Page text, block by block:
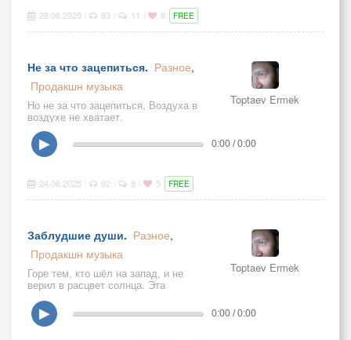
28.06.2025 83 11 8 FREE
Не за что зацепиться. Разное,
Продакшн музыка
Но не за что зацепиться, Воздуха в
воздухе не хватает.
Toptaev Ermek
▶ 0:00 / 0:00
24.06.2025 92 8 5 FREE
Заблудшие души. Разное,
Продакшн музыка
Горе тем, кто шёл на запад, и не
верил в расцвет солнца. Эта
музыкальная композиция — не
просто песня, а откровение двух
голосов, затерянных между тьмой и
спасением. Путники словно, бредут
Toptaev Ermek
▶ 0:00 / 0:00